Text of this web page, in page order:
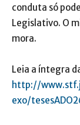
conduta só
Legislativo. O
mora.
Leia a íntegra
http://
exo/